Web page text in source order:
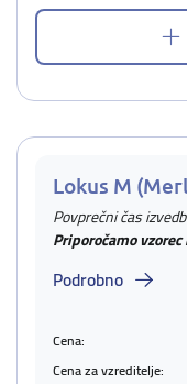
Lokus M
Povprečni čas
Priporočamo
Podrobno
Cena:
Cena za vzreditelje: